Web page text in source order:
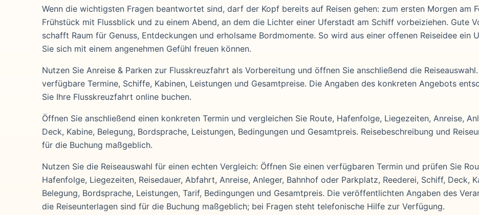
Wenn die wichtigsten Fragen beantwortet sind, darf der Kopf bereits auf Reisen gehen: zum ersten Morgen am
Frühstück mit Flussblick und zu einem Abend, an dem die Lichter einer Uferstadt am Schiff vorbeiziehen. Gute
schafft Raum für Genuss, Entdeckungen und erholsame Bordmomente. So wird aus einer offenen Reiseidee ein
Sie sich mit einem angenehmen Gefühl freuen können.
Nutzen Sie Anreise & Parken zur Flusskreuzfahrt als Vorbereitung und öffnen Sie anschließend die
verfügbare Termine, Schiffe, Kabinen, Leistungen und Gesamtpreise. Die Angaben des konkreten Angebots
Sie Ihre Flusskreuzfahrt online buchen.
Öffnen Sie anschließend einen konkreten Termin und vergleichen Sie Route, Hafenfolge, Liegezeiten, Anreise,
Deck, Kabine, Belegung, Bordsprache, Leistungen, Bedingungen und Gesamtpreis. Reisebeschreibung und
für die Buchung maßgeblich.
Nutzen Sie die Reiseauswahl für einen echten Vergleich: Öffnen Sie einen verfügbaren Termin und prüfen Sie
Hafenfolge, Liegezeiten, Reisedauer, Abfahrt, Anreise, Anleger, Bahnhof oder Parkplatz, Reederei, Schiff, Deck,
Belegung, Bordsprache, Leistungen, Tarif, Bedingungen und Gesamtpreis. Die veröffentlichten Angaben des
die Reiseunterlagen sind für die Buchung maßgeblich; bei Fragen steht telefonische Hilfe zur Verfügung.